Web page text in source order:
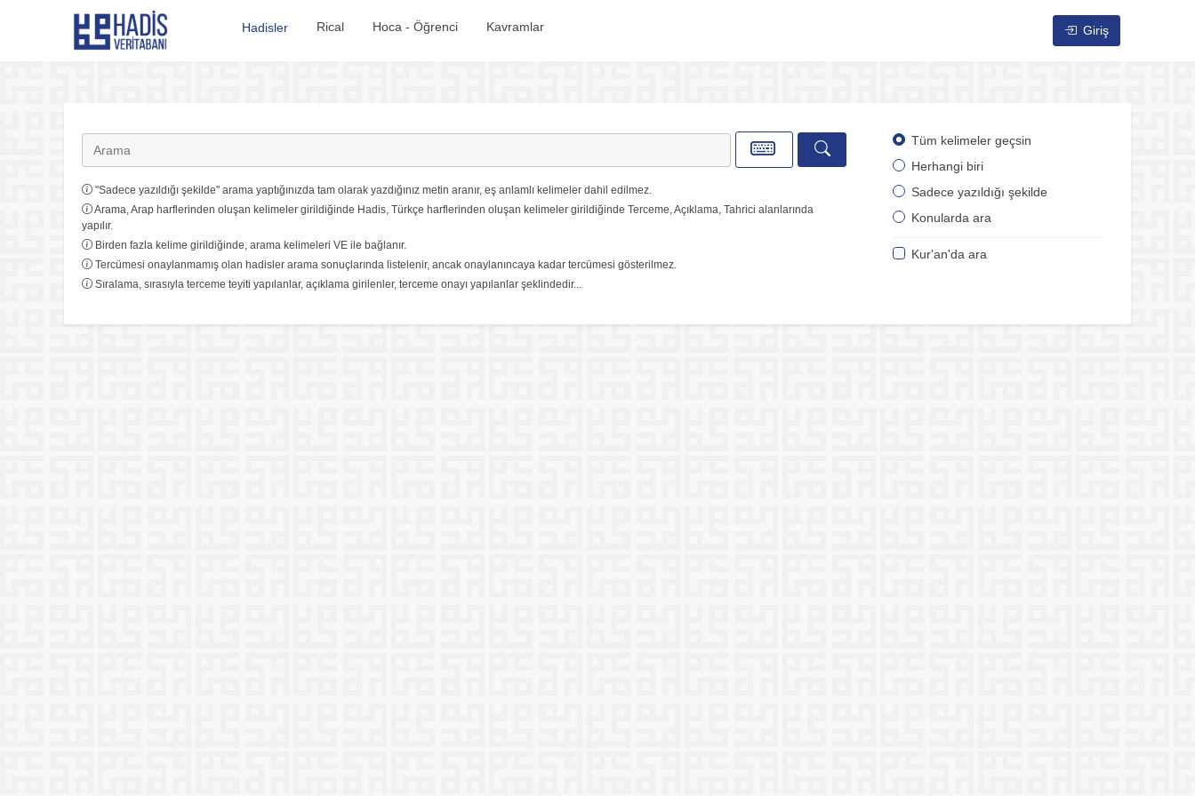
Hadis Veritabanı
Hadisler Rical Hoca - Öğrenci Kavramlar Giriş
"Sadece yazıldığı şekilde" arama yaptığınızda tam olarak yazdığınız metin aranır, eş anlamlı kelimeler dahil edilmez.
Arama, Arap harflerinden oluşan kelimeler girildiğinde Hadis, Türkçe harflerinden oluşan kelimeler girildiğinde Terceme, Açıklama, Tahrici alanlarında
yapılır.
Birden fazla kelime girildiğinde, arama kelimeleri VE ile bağlanır.
Tercümesi onaylanmamış olan hadisler arama sonuçlarında listelenir, ancak onaylanıncaya kadar tercümesi gösterilmez.
Sıralama, sırasıyla terceme teyiti yapılanlar, açıklama girilenler, terceme onayı yapılanlar şeklindedir...
Tüm kelimeler geçsin
Herhangi biri
Sadece yazıldığı şekilde
Konularda ara
Kur'an'da ara